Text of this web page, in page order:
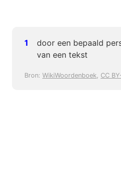
door een bepaald
van een tekst
Bron: WikiWoordenboek, CC